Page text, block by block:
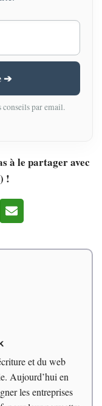
➔
par email.
à le partager avec
!
et du web
Aujourd’hui en
les entreprises